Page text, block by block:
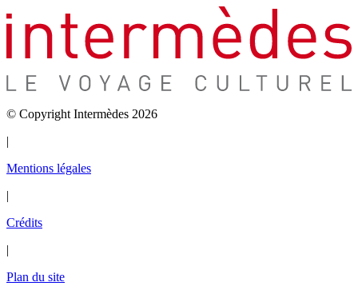
© Copyright Intermèdes 2026
|
Mentions légales
|
Crédits
|
Plan du site